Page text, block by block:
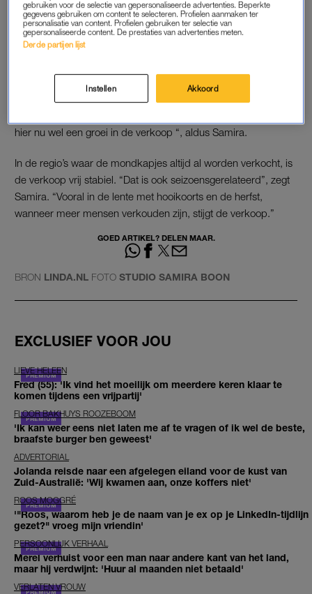
CORONAVIRUS
verkocht als reactie op het coronavirus, maar de toename is
het grootst vanuit het Aziatische publiek. “In Nederland zijn
hier nu wel een groei in de verkoop “, aldus Samira.
In de regio’s waar de mondkapjes altijd al worden verkocht, is
de verkoop vrij stabiel. “Dat is ook seizoensgerelateerd”, zegt
Samira. “Vooral in de lente met hooikoorts en de herfst,
wanneer meer mensen verkouden zijn, stijgt de verkoop.”
GOED ARTIKEL? DELEN MAAR.
BRON LINDA.NL FOTO STUDIO SAMIRA BOON
EXCLUSIEF VOOR JOU
LIEVE HELEEN
Fred (55): 'Ik vind het moeilijk om meerdere keren klaar te
komen tijdens een vrijpartij'
FLOOR BAKHUYS ROOZEBOOM
'Ik kan weer eens niet laten me af te vragen of ik wel de beste,
braafste burger ben geweest'
ADVERTORIAL
Jolanda reisde naar een afgelegen eiland voor de kust van
Zuid-Australië: 'Wij kwamen aan, onze koffers niet'
ROOS MOGGRÉ
'"Roos, waarom heb je de naam van je ex op je LinkedIn-tijdlijn
gezet?" vroeg mijn vriendin'
PERSOONLIJK VERHAAL
Merel verhuist voor een man naar andere kant van het land,
maar hij verdwijnt: 'Huur al maanden niet betaald'
VERLATEN VROUW
gebruiken voor de selectie van gepersonaliseerde advertenties. Beperkte
gegevens gebruiken om content te selecteren. Profielen aanmaken ter
personalisatie van content. Profielen gebruiken ter selectie van
gepersonaliseerde content. De prestaties van advertenties meten.
Derde partijen lijst
Instellen Akkoord